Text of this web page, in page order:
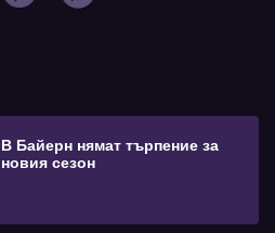
В Байерн нямат търпение за
новия сезон